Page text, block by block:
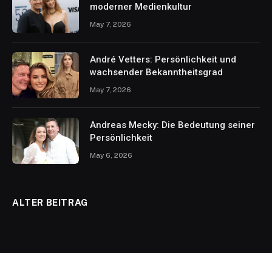
moderner Medienkultur
May 7, 2026
André Vetters: Persönlichkeit und
wachsender Bekanntheitsgrad
May 7, 2026
Andreas Mecky: Die Bedeutung seiner
Persönlichkeit
May 6, 2026
ALTER BEITRAG